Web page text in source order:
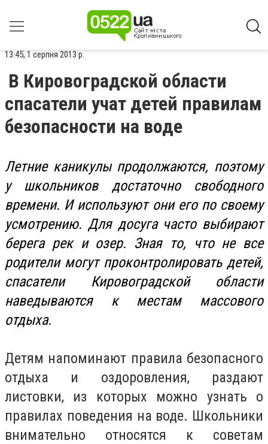
13:45, 1 серпня 2013 р.
В Кировоградской области
спасатели учат детей правилам
безопасности на воде
Летние каникулы продолжаются, поэтому
у школьников достаточно свободного
времени. И используют они его по своему
усмотрению. Для досуга часто выбирают
берега рек и озер. Зная то, что не все
родители могут проконтролировать детей,
спасатели Кировоградской области
наведываются к местам массового
отдыха.
Детям напоминают правила безопасного
отдыха и оздоровления, раздают
листовки, из которых можно узнать о
правилах поведения на воде. Школьники
внимательно относятся к советам